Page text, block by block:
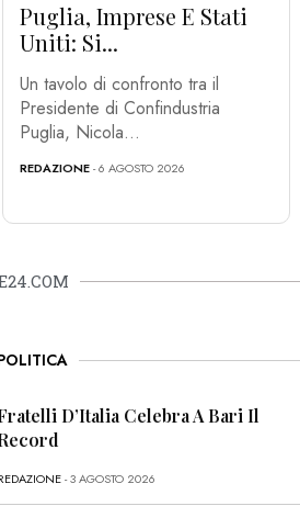
Puglia, Imprese E Stati
Uniti: Si...
Un tavolo di confronto tra il
Presidente di Confindustria
Puglia, Nicola...
REDAZIONE- 6 AGOSTO 2026
D’Italia Celebra A Bari Il
- 3 AGOSTO 2026